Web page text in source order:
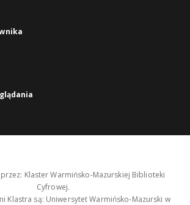
Klaster Warmińsko-Mazurskiej Biblioteki
Cyfrowej.
Klastra są: Uniwersytet Warmińsko-Mazurski w